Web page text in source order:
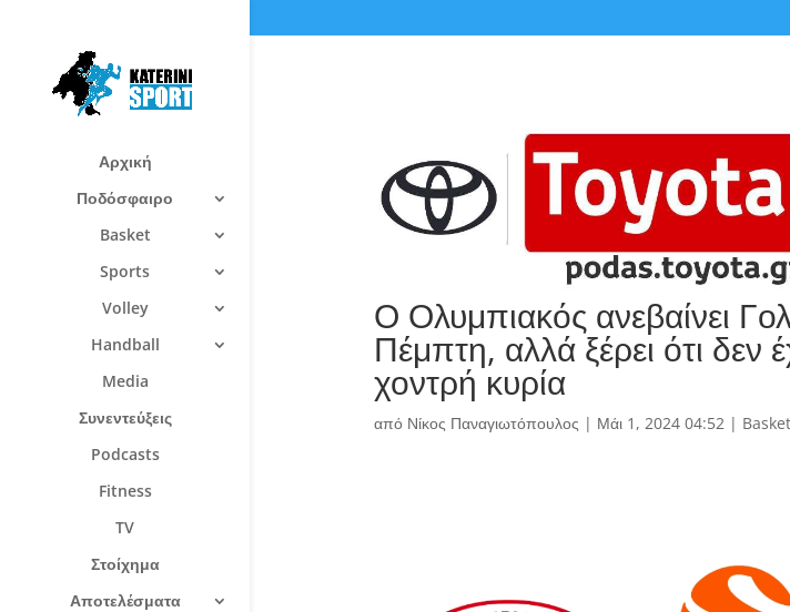
Αρχική
Ποδόσφαιρο
Basket
Sports
Volley
Handball
Media
Συνεντεύξεις
Podcasts
Fitness
TV
Στοίχημα
Αποτελέσματα
Ο Ολυμπιακός ανεβαίνει
Πέμπτη, αλλά ξέρει ότι δεν
χοντρή κυρία
από Νίκος Παναγιωτόπουλος | Μάι 1, 2024 04:52| Basket